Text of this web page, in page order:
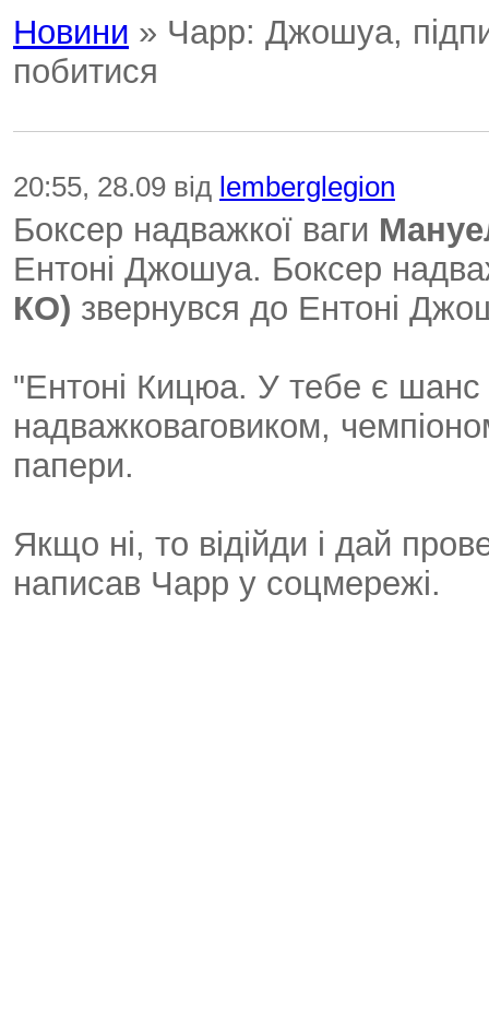
Новини » Чарр: Джошуа,
побитися
20:55, 28.09 від lemberglegion
Боксер надважкої ваги
Ентоні Джошуа. Боксер
КО) звернувся до Ентоні
"Ентоні Кицюа. У тебе є
надважковаговиком,
папери.
Якщо ні, то відійди і дай
написав Чарр у соцмережі.